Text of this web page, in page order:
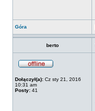
Góra
berto
Dołączył(a): Cz sty 21, 2016
10:31 am
Posty: 41